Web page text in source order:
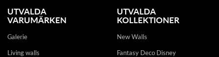
UTVALDA
VARUMÄRKEN
Galerie
Living walls
UTVALDA
KOLLEKTIONER
New Walls
Fantasy Deco Disney